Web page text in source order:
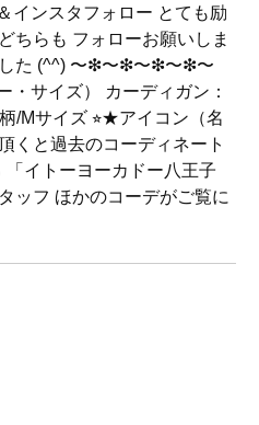
ンスタフォロー とても励
ちらも フォローお願いしま
た (^^) 〜❇︎〜❇︎〜❇︎〜❇︎〜
サイズ） カーディガン：
/Mサイズ ⭐︎★アイコン（名
くと過去のコーディネート
イトーヨーカドー八王子
ッフ ほかのコーデがご覧に